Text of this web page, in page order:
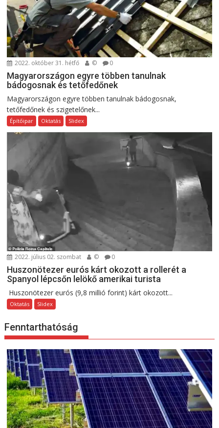
2022. október 31. hétfő © 0
Magyarországon egyre többen tanulnak
bádogosnak és tetőfedőnek
Magyarországon egyre többen tanulnak bádogosnak,
tetőfedőnek és szigetelőnek...
Építőipar Oktatás Slidex
2022. július 02. szombat © 0
Huszonötezer eurós kárt okozott a rollerét a
Spanyol lépcsőn lelökő amerikai turista
Huszonötezer eurós (9,8 millió forint) kárt okozott...
Oktatás Slidex
Fenntarthatóság